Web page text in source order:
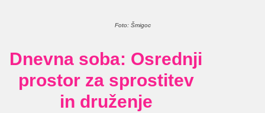
Dnevna soba: Osrednji
prostor za sprostitev
in druženje
Foto: Šmigoc